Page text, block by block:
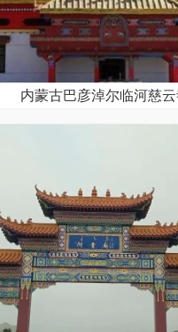
内蒙古巴彦淖尔临河慈